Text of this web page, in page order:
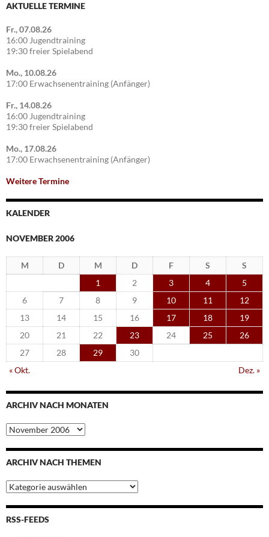
AKTUELLE TERMINE
Fr., 07.08.26
16:00 Jugendtraining
19:30 freier Spielabend
Mo., 10.08.26
17:00 Erwachsenentraining (Anfänger)
Fr., 14.08.26
16:00 Jugendtraining
19:30 freier Spielabend
Mo., 17.08.26
17:00 Erwachsenentraining (Anfänger)
Weitere Termine
KALENDER
NOVEMBER 2006
M D M D F S
S
1
2 3 4
5
6
7 8 9 10 11
12
13
14 15 16 17 18
19
20
21 22 23 24 25
26
27
28 29
30
« Okt.
Dez. »
ARCHIV NACH MONATEN
Archiv
nach
Monaten
ARCHIV NACH THEMEN
Archiv
nach
Themen
RSS-FEEDS